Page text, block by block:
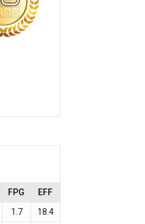
FPG
EFF
1.7
18.4